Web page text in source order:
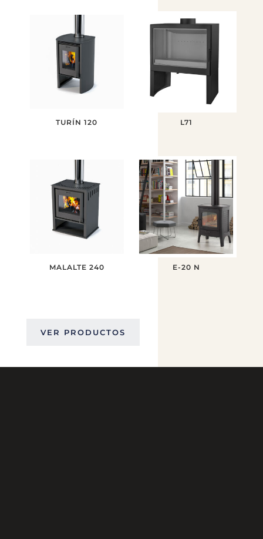
TURÍN 120 L71
MALALTE 240 E-20 N
VER PRODUCTOS